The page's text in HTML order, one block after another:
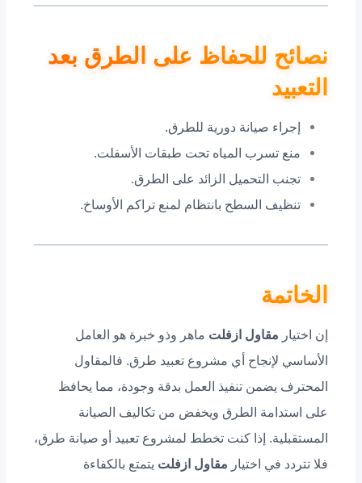
نصائح للحفاظ على الطرق بعد
التعبيد
إجراء صيانة دورية للطرق.
منع تسرب المياه تحت طبقات الأسفلت.
تجنب التحميل الزائد على الطرق.
تنظيف السطح بانتظام لمنع تراكم الأوساخ.
الخاتمة
إن اختيار مقاول ازفلت ماهر وذو خبرة هو العامل
الأساسي لإنجاح أي مشروع تعبيد طرق. فالمقاول
المحترف يضمن تنفيذ العمل بدقة وجودة، مما يحافظ
على استدامة الطرق ويخفض من تكاليف الصيانة
المستقبلية. إذا كنت تخطط لمشروع تعبيد أو صيانة طرق،
فلا تتردد في اختيار مقاول ازفلت يتمتع بالكفاءة